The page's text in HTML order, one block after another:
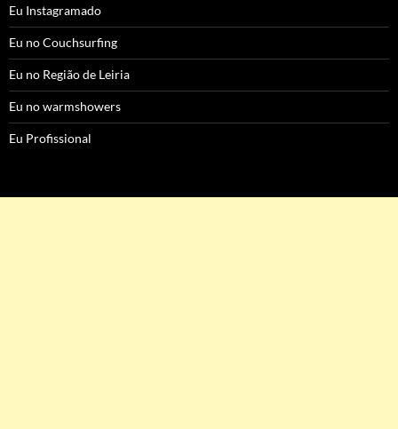
Eu Instagramado
Eu no Couchsurfing
Eu no Região de Leiria
Eu no warmshowers
Eu Profissional